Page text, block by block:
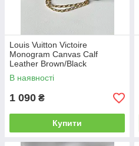
Louis Vuitton Victoire
Monogram Canvas Calf
Leather Brown/Black
В наявності
1 090 ₴
Купити